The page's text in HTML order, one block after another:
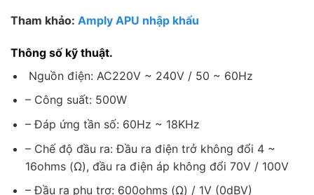
Tham khảo: Amply APU nhập khẩu
Thông số kỹ thuật.
Nguồn điện: AC220V ~ 240V / 50 ~ 60Hz
– Công suất: 500W
– Đáp ứng tần số: 60Hz ~ 18KHz
– Chế độ đầu ra: Đầu ra điện trở không đổi 4 ~
16ohms (Ω), đầu ra điện áp không đổi 70V / 100V
– Đầu ra phụ trợ: 600ohms (Ω) / 1V (0dBV)